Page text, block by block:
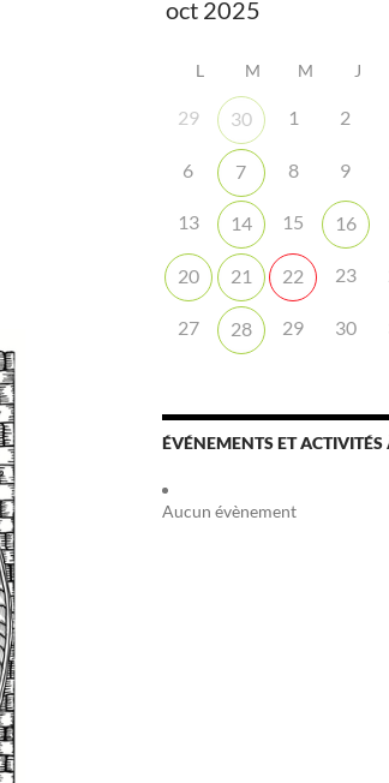
iCalendar
L M M J
29 30 1 2
6 7 8 9
13 14 15 16
20 21 22 23
27 28 29 30
ÉVÉNEMENTS ET ACTIVITÉS
Aucun évènement